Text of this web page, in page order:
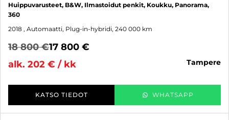
Huippuvarusteet, B&W, Ilmastoidut penkit, Koukku, Panorama,
360
2018 , Automaatti, Plug-in-hybridi, 240 000 km
18 800 €17 800 €
alk. 202 € / kk
tampere
KATSO TIEDOT WHATSAPP